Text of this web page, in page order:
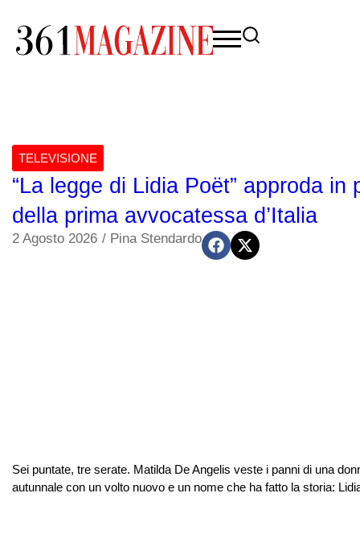
TELEVISIONE
“La legge di Lidia Poët” approda
della prima avvocatessa d’Italia
2 Agosto 2026 / Pina Stendardo
Sei puntate, tre serate. Matilda De Angelis veste i panni di una
autunnale con un volto nuovo e un nome che ha fatto la storia: